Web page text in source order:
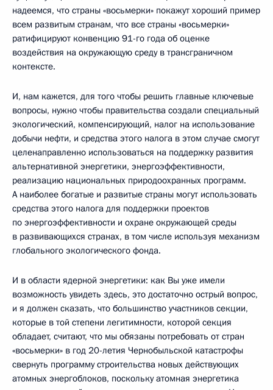
надеемся, что страны «восьмерки» покажут хороший пример
всем развитым странам, что все страны «восьмерки»
ратифицируют конвенцию 91-го года об оценке
воздействия на окружающую среду в трансграничном
контексте.
И, нам кажется, для того чтобы решить главные ключевые
вопросы, нужно чтобы правительства создали специальный
экологический, компенсирующий, налог на использование
добычи нефти, и средства этого налога в этом случае смогут
целенаправленно использоваться на поддержку развития
альтернативной энергетики, энергоэффективности,
реализацию национальных природоохранных программ.
А наиболее богатые и развитые страны могут использовать
средства этого налога для поддержки проектов
по энергоэффективности и охране окружающей среды
в развивающихся странах, в том числе используя механизм
глобального экологического фонда.
И в области ядерной энергетики: как Вы уже имели
возможность увидеть здесь, это достаточно острый вопрос,
и я должен сказать, что большинство участников секции,
которые в той степени легитимности, которой секция
обладает, считают, что мы обязаны потребовать от стран
«восьмерки» в год 20-летия Чернобыльской катастрофы
свернуть программу строительства новых действующих
атомных энергоблоков, поскольку атомная энергетика